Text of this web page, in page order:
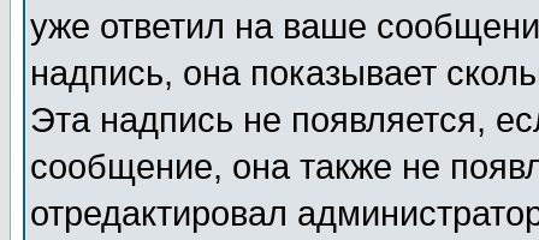
уже ответил на ваше
надпись, она показывает
Эта надпись не появляется,
сообщение, она также не
отредактировал